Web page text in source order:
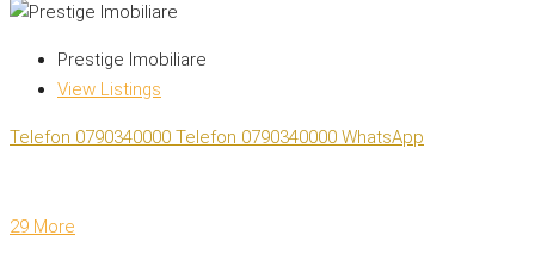
Prestige Imobiliare
View Listings
Telefon 0790340000 Telefon 0790340000 WhatsApp
29 More